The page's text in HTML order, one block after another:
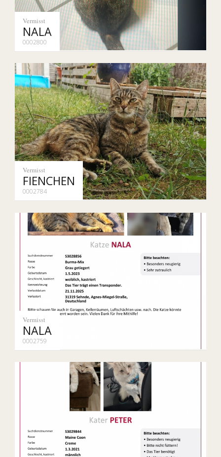
Vermisst
NALA
0002800
Vermisst
FIENCHEN
0002784
Vermisst
NALA
0002759